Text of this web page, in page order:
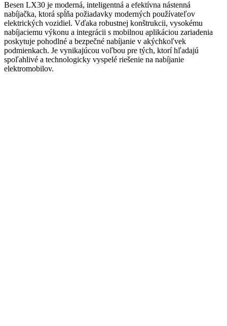
Besen LX30 je moderná, inteligentná a efektívna nástenná
nabíjačka, ktorá spĺňa požiadavky moderných používateľov
elektrických vozidiel. Vďaka robustnej konštrukcii, vysokému
nabíjaciemu výkonu a integrácii s mobilnou aplikáciou zariadenia
poskytuje pohodlné a bezpečné nabíjanie v akýchkoľvek
podmienkach. Je vynikajúcou voľbou pre tých, ktorí hľadajú
spoľahlivé a technologicky vyspelé riešenie na nabíjanie
elektromobilov.